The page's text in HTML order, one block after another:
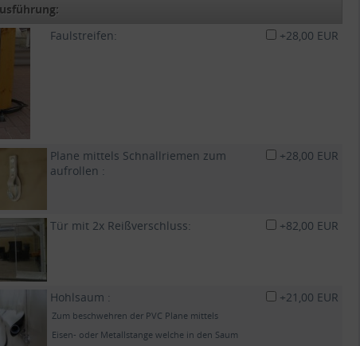
Faulstreifen:
+28,00 EUR
Plane mittels Schnallriemen zum
aufrollen :
+28,00 EUR
Tür mit 2x Reißverschluss: +82,00 EUR
Hohlsaum :
Zum beschwehren der PVC Plane mittels
Eisen- oder Metallstange welche in den Saum
+21,00 EUR